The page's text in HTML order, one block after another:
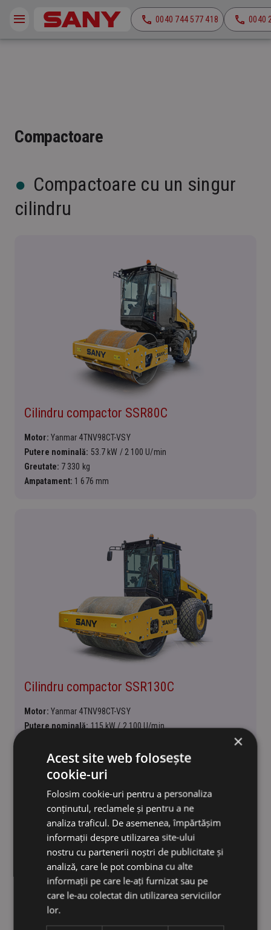
0040 744 577 418 0040
Compactoare
Compactoare cu un singur
cilindru
Cilindru compactor SSR80C
Motor: Yanmar 4TNV98CT-VSY
Putere nominală: 53.7 kW / 2 100 U/min
Greutate: 7 330 kg
Ampatament: 1 676 mm
Cilindru compactor SSR130C
Motor: Yanmar 4TNV98CT-VSY
Putere nominală: 115 kW / 2 100 U/min
Ampatament:1 676 mm
Compactoare cu doi cilindri
×
Acest site web folosește
cookie-uri
Folosim cookie-uri pentru a personaliza
conținutul, reclamele și pentru a ne
analiza traficul. De asemenea, împărtășim
informații despre utilizarea site-ului
nostru cu partenerii noștri de publicitate și
analiză, care le pot combina cu alte
informații pe care le-ați furnizat sau pe
care le-au colectat din utilizarea serviciilor
lor.